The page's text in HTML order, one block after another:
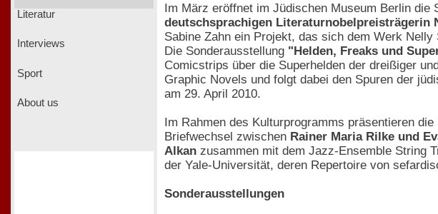
Literatur
Interviews
Sport
About us
Im März eröffnet im Jüdischen Museum Berlin die
deutschsprachigen Literaturnobelpreisträgerin
Sabine Zahn ein Projekt, das sich dem Werk
Die Sonderausstellung "Helden, Freaks und
Comicstrips über die Superhelden der dreißiger
Graphic Novels und folgt dabei den Spuren der
am 29. April 2010.
Im Rahmen des Kulturprogramms präsentieren
Briefwechsel zwischen Rainer Maria Rilke und
Alkan zusammen mit dem Jazz-Ensemble String
der Yale-Universität, deren Repertoire von
Sonderausstellungen